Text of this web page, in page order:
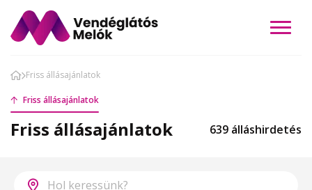
Friss állásajánlatok
Friss állásajánlatok
Friss állásajánlatok 639 álláshirdetés